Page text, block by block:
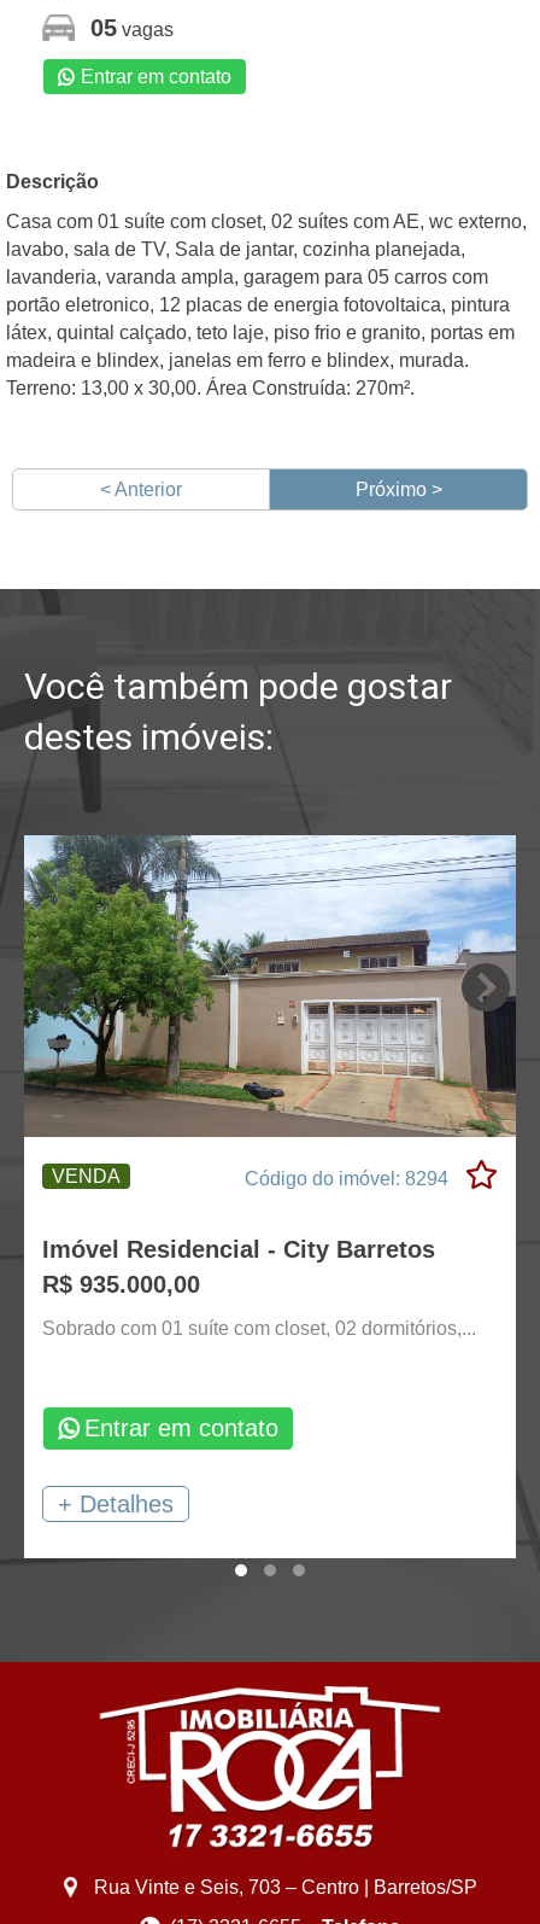
05 vagas
Entrar em contato
Descrição
Casa com 01 suíte com closet, 02 suítes com AE, wc externo,
lavabo, sala de TV, Sala de jantar, cozinha planejada,
lavanderia, varanda ampla, garagem para 05 carros com
portão eletronico, 12 placas de energia fotovoltaica, pintura
látex, quintal calçado, teto laje, piso frio e granito, portas em
madeira e blindex, janelas em ferro e blindex, murada.
Terreno: 13,00 x 30,00. Área Construída: 270m².
< Anterior Próximo >
Você também pode gostar
destes imóveis:
VENDA Código do imóvel: 8294
Imóvel Residencial - City Barretos
R$ 935.000,00
Sobrado com 01 suíte com closet, 02 dormitórios,...
Entrar em contato
+ Detalhes
Rua Vinte e Seis, 703 – Centro | Barretos/SP